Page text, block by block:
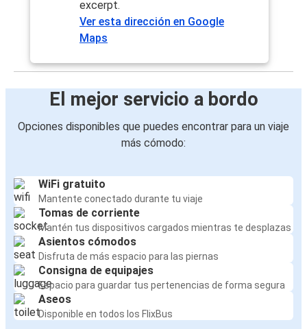
excerpt.
Ver esta dirección en Google
Maps
El mejor servicio a bordo
Opciones disponibles que puedes encontrar para un viaje
más cómodo:
WiFi gratuito
Mantente conectado durante tu viaje
Tomas de corriente
Mantén tus dispositivos cargados mientras te desplazas
Asientos cómodos
Disfruta de más espacio para las piernas
Consigna de equipajes
Espacio para guardar tus pertenencias de forma segura
Aseos
Disponible en todos los FlixBus